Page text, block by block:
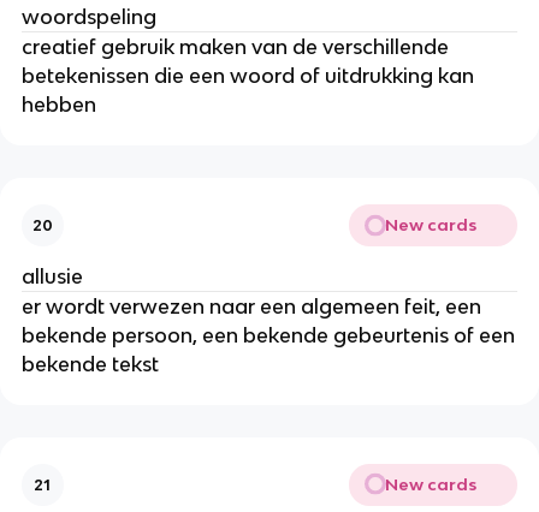
woordspeling
creatief gebruik maken van de verschillende
betekenissen die een woord of uitdrukking kan
hebben
20 New cards
allusie
er wordt verwezen naar een algemeen feit, een
bekende persoon, een bekende gebeurtenis of een
bekende tekst
21 New cards